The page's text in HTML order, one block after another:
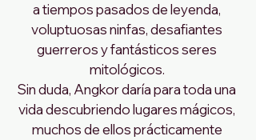
a tiempos pasados de leyenda,
voluptuosas ninfas, desafiantes
guerreros y fantásticos seres
mitológicos.
Sin duda, Angkor daría para toda una
vida descubriendo lugares mágicos,
muchos de ellos prácticamente